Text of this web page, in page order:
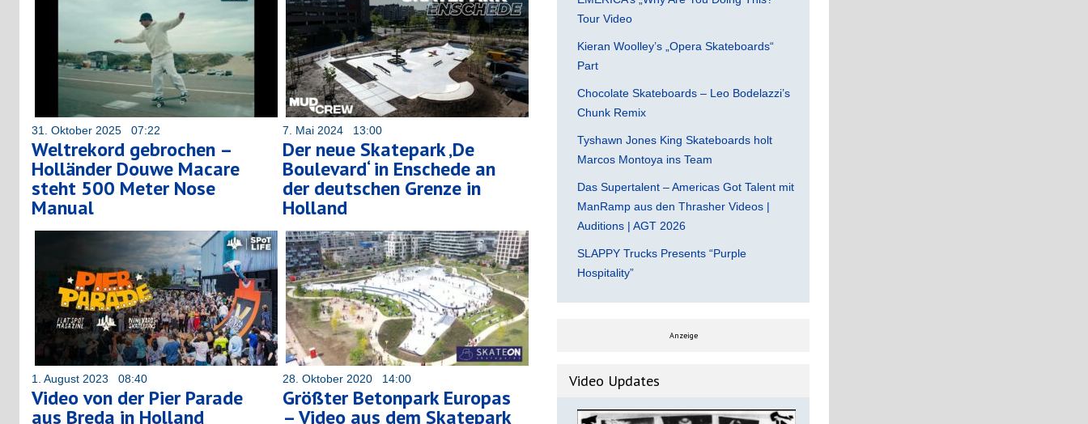
31. Oktober 2025 07:22
Weltrekord gebrochen –
Holländer Douwe Macare
steht 500 Meter Nose
Manual
7. Mai 2024 13:00
Der neue Skatepark ‚De
Boulevard‘ in Enschede an
der deutschen Grenze in
Holland
1. August 2023 08:40
Video von der Pier Parade
aus Breda in Holland
28. Oktober 2020 14:00
Größter Betonpark Europas
– Video aus dem Skatepark
Tour Video
Kieran Woolley’s „Opera Skateboards“
Part
Chocolate Skateboards – Leo Bodelazzi’s
Chunk Remix
Tyshawn Jones King Skateboards holt
Marcos Montoya ins Team
Das Supertalent – Americas Got Talent mit
ManRamp aus den Thrasher Videos |
Auditions | AGT 2026
SLAPPY Trucks Presents “Purple
Hospitality”
Anzeige
Video Updates